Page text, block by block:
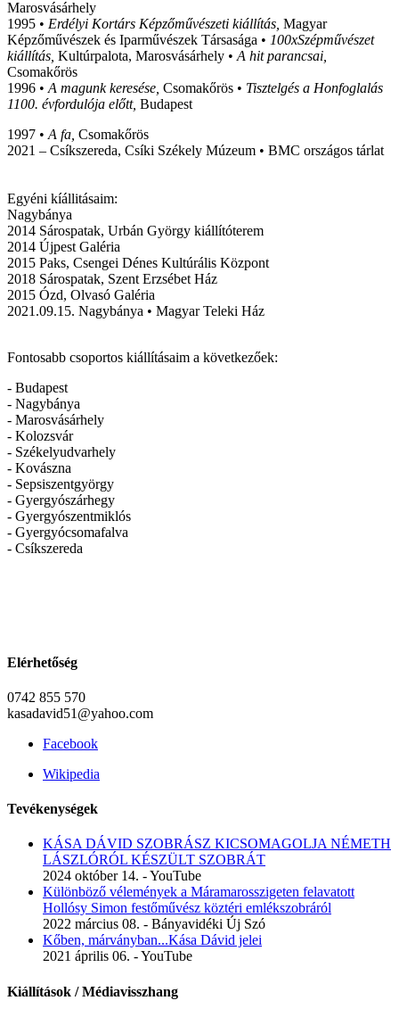
Marosvásárhely
1995 • Erdélyi Kortárs Képzőművészeti kiállítás, Magyar
Képzőművészek és Iparművészek Társasága • 100xSzépművészet
kiállítás, Kultúrpalota, Marosvásárhely • A hit parancsai,
Csomakőrös
1996 • A magunk keresése, Csomakőrös • Tisztelgés a Honfoglalás
1100. évfordulója előtt, Budapest
1997 • A fa, Csomakőrös
2021 – Csíkszereda, Csíki Székely Múzeum • BMC országos tárlat
Egyéni kíállitásaim:
Nagybánya
2014 Sárospatak, Urbán György kiállítóterem
2014 Újpest Galéria
2015 Paks, Csengei Dénes Kultúrális Központ
2018 Sárospatak, Szent Erzsébet Ház
2015 Ózd, Olvasó Galéria
2021.09.15. Nagybánya • Magyar Teleki Ház
Fontosabb csoportos kiállításaim a következőek:
- Budapest
- Nagybánya
- Marosvásárhely
- Kolozsvár
- Székelyudvarhely
- Kovászna
- Sepsiszentgyörgy
- Gyergyószárhegy
- Gyergyószentmiklós
- Gyergyócsomafalva
- Csíkszereda
Elérhetőség
0742 855 570
kasadavid51@yahoo.com
Facebook
Wikipedia
Tevékenységek
KÁSA DÁVID SZOBRÁSZ KICSOMAGOLJA NÉMETH
LÁSZLÓRÓL KÉSZÜLT SZOBRÁT
2024 október 14. - YouTube
Különböző vélemények a Máramarosszigeten felavatott
Hollósy Simon festőművész köztéri emlékszobráról
2022 március 08. - Bányavidéki Új Szó
Kőben, márványban...Kása Dávid jelei
2021 április 06. - YouTube
Kiállítások / Médiavisszhang